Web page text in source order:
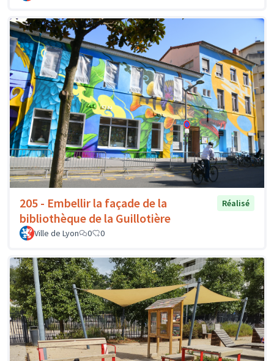
205 - Embellir la façade de la
bibliothèque de la Guillotière
Réalisé
Ville de Lyon 0 0